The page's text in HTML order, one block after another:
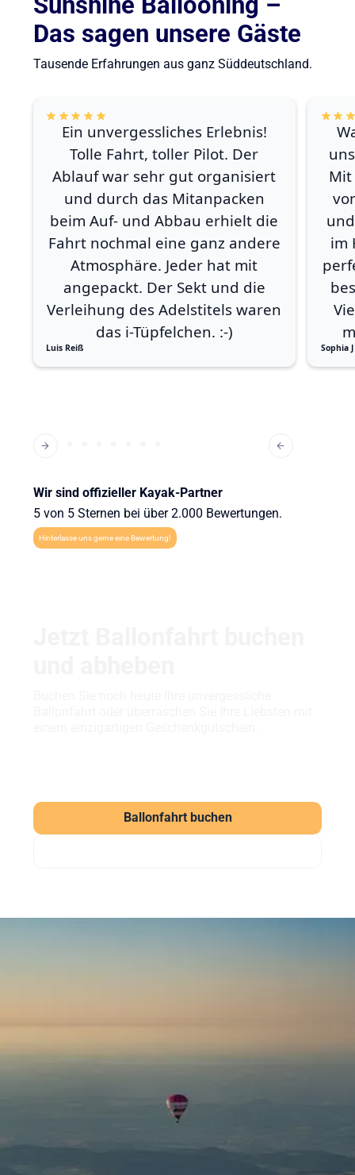
Das sagen unsere Gäste
Tausende Erfahrungen aus ganz Süddeutschland.
Ein unvergessliches Erlebnis!
Tolle Fahrt, toller Pilot. Der
Ablauf war sehr gut organisiert
und durch das Mitanpacken
beim Auf- und Abbau erhielt die
Fahrt nochmal eine ganz andere
Atmosphäre. Jeder hat mit
angepackt. Der Sekt und die
Verleihung des Adelstitels waren
das i-Tüpfelchen. :-)
Luis Reiß
im
Sophia J
Wir sind offizieller Kayak-Partner
5 von 5 Sternen bei über 2.000 Bewertungen.
Hinterlasse uns gerne eine Bewertung!
Ballonfahrt buchen
verschiedene Pakete für unsere Ballonfahrten an,
sehen Sie sich gerne auf der Webseite um.